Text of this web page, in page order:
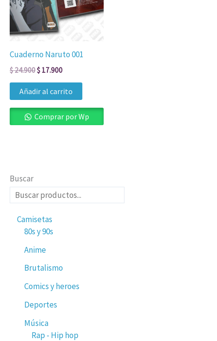
Buscar
Camisetas
80s y 90s
Anime
Brutalismo
Comics y heroes
Deportes
Música
Rap - Hip hop
Cuaderno Naruto 001
$24.900$ 17.900
Añadir al carrito
Comprar por Wp